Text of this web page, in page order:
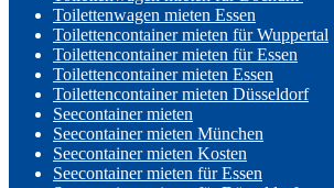
Toilettenwagen mieten Essen
Toilettencontainer mieten für Wuppertal
Toilettencontainer mieten für Essen
Toilettencontainer mieten Essen
Toilettencontainer mieten Düsseldorf
Seecontainer mieten
Seecontainer mieten München
Seecontainer mieten Kosten
Seecontainer mieten für Essen